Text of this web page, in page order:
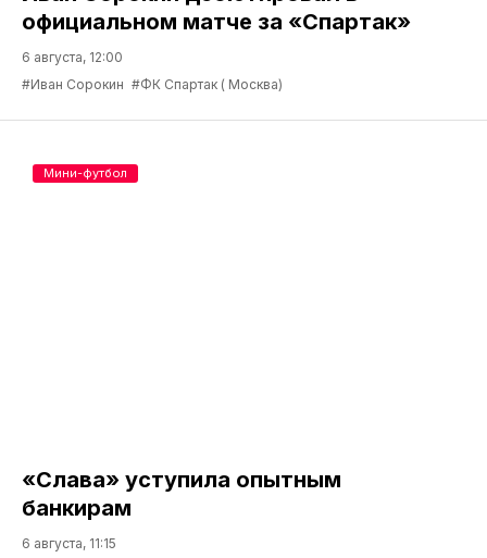
официальном матче за «Спартак»
6 августа, 12:00
#Иван Сорокин #ФК Спартак ( Москва)
«Слава» уступила опытным
банкирам
6 августа, 11:15
Мини-футбол